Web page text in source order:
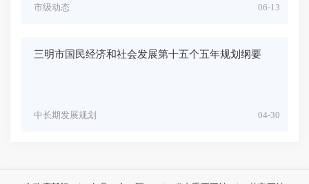
06-13
市级动态
三明市国民经济和社会发展第十五个五年规划纲要
04-30
中长期发展规划